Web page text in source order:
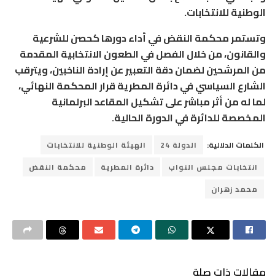
الوطنية للانتخابات.
وتستمر محكمة النقض في أداء دورها كحصن للشرعية
والقانون، من خلال الفصل في الطعون الانتخابية المقدمة
من المرشحين لضمان دقة التعبير عن إرادة الناخبين، ويترقب
الشارع السياسي في دائرة المطرية قرار المحكمة النهائي،
لما له من أثر مباشر على تشكيل المقاعد البرلمانية
المخصصة للدائرة في الدورة الحالية.
الكلمات الدلالية: الدولة 24
الهيئة الوطنية للانتخابات
انتخابات مجلس النواب
دائرة المطرية
محكمة النقض
محمد زهران
مقالات ذات صلة